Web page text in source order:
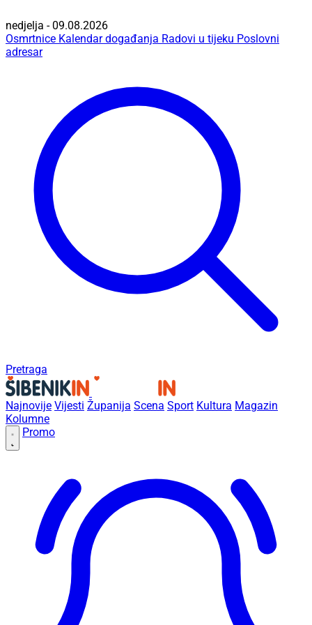
nedjelja - 09.08.2026
Osmrtnice Kalendar događanja Radovi u tijeku Poslovni
adresar
Pretraga
Najnovije Vijesti Županija Scena Sport Kultura Magazin
Kolumne
Promo